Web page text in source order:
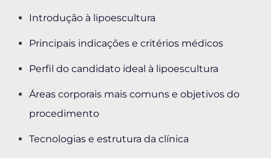
Introdução à lipoescultura
Principais indicações e critérios médicos
Perfil do candidato ideal à lipoescultura
Áreas corporais mais comuns e objetivos do
procedimento
Tecnologias e estrutura da clínica